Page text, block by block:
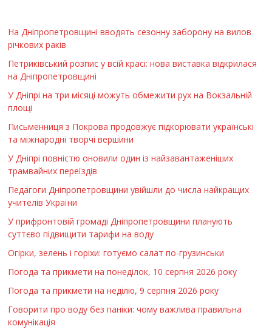
На Дніпропетровщині вводять сезонну заборону на вилов
річкових раків
Петриківський розпис у всій красі: нова виставка відкрилася
на Дніпропетровщині
У Дніпрі на три місяці можуть обмежити рух на Вокзальній
площі
Письменниця з Покрова продовжує підкорювати українські
та міжнародні творчі вершини
У Дніпрі повністю оновили один із найзавантаженіших
трамвайних переїздів
Педагоги Дніпропетровщини увійшли до числа найкращих
учителів України
У прифронтовій громаді Дніпропетровщини планують
суттєво підвищити тарифи на воду
Огірки, зелень і горіхи: готуємо салат по-грузинськи
Погода та прикмети на понеділок, 10 серпня 2026 року
Погода та прикмети на неділю, 9 серпня 2026 року
Говорити про воду без паніки: чому важлива правильна
комунікація